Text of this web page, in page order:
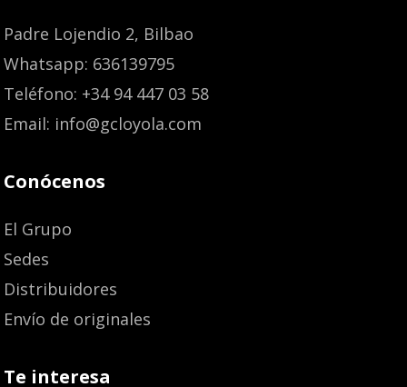
Padre Lojendio 2, Bilbao
Whatsapp: 636139795
Teléfono: +34 94 447 03 58
Email: info@gcloyola.com
Conócenos
El Grupo
Sedes
Distribuidores
Envío de originales
Te interesa